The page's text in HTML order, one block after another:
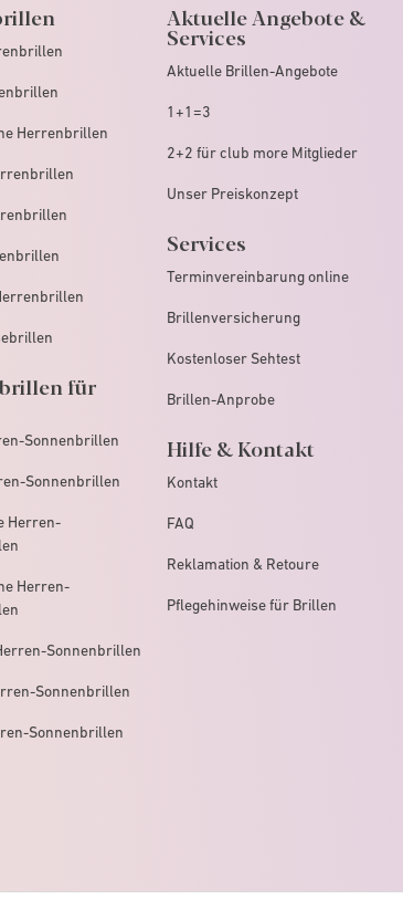
Herrenbrillen
für
Sonnenbrillen
Sonnenbrillen
Herren-
Herren-
Sonnenbrillen
Sonnenbrillen
Sonnenbrillen
Aktuelle Angebote &
Services
Aktuelle Brillen-Angebote
1+1=3
2+2 für club more Mitglieder
Unser Preiskonzept
Services
Terminvereinbarung online
Brillenversicherung
Kostenloser Sehtest
Brillen-Anprobe
Hilfe & Kontakt
Kontakt
FAQ
Reklamation & Retoure
Pflegehinweise für Brillen